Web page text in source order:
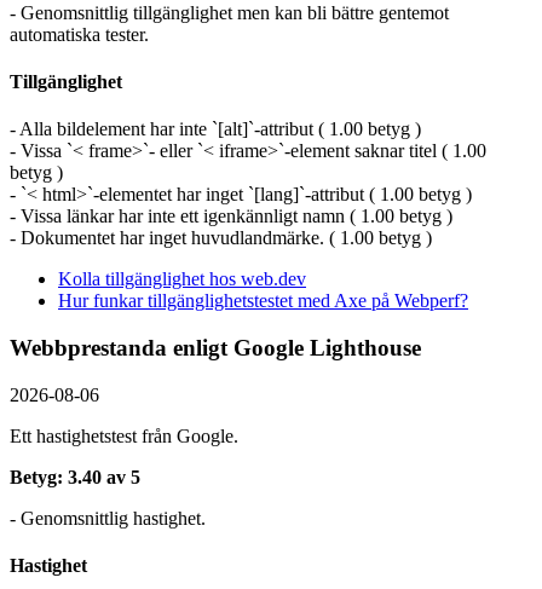
- Genomsnittlig tillgänglighet men kan bli bättre gentemot
automatiska tester.
Tillgänglighet
- Alla bildelement har inte `[alt]`-attribut ( 1.00 betyg )
- Vissa `< frame>`- eller `< iframe>`-element saknar titel ( 1.00
betyg )
- `< html>`-elementet har inget `[lang]`-attribut ( 1.00 betyg )
- Vissa länkar har inte ett igenkännligt namn ( 1.00 betyg )
- Dokumentet har inget huvudlandmärke. ( 1.00 betyg )
Kolla tillgänglighet hos web.dev
Hur funkar tillgänglighetstestet med Axe på Webperf?
Webbprestanda enligt Google Lighthouse
2026-08-06
Ett hastighetstest från Google.
Betyg: 3.40 av 5
- Genomsnittlig hastighet.
Hastighet